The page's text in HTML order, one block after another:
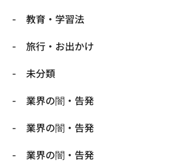
教育・学習法
旅行・お出かけ
未分類
業界の闇・告発
業界の闇・告発
業界の闇・告発